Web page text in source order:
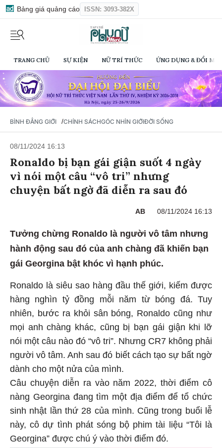
Bảng giá quảng cáo ISSN: 3093-382X
TRANG CHỦ SỰ KIỆN NỮ TRÍ THỨC ỨNG DỤNG & ĐỔI
BÌNH ĐẲNG GIỚI /CHÍNH SÁCHGÓC NHÌN GIỚIĐỜI SỐNG
08/11/2024 16:13
Ronaldo bị bạn gái giận suốt 4 ngày
vì nói một câu “vô tri” nhưng
chuyện bất ngờ đã diễn ra sau đó
AB 08/11/2024 16:13
Tưởng chừng Ronaldo là người vô tâm nhưng
hành động sau đó của anh chàng đã khiến bạn
gái Georgina bật khóc vì hạnh phúc.
Ronaldo là siêu sao hàng đầu thế giới, kiếm được
hàng nghìn tỷ đồng mỗi năm từ bóng đá. Tuy
nhiên, bước ra khỏi sân bóng, Ronaldo cũng như
mọi anh chàng khác, cũng bị bạn gái giận khi lỡ
nói một câu nào đó “vô tri”. Nhưng CR7 không phải
người vô tâm. Anh sau đó biết cách tạo sự bất ngờ
dành cho một nửa của mình.
Câu chuyện diễn ra vào năm 2022, thời điểm cô
nàng Georgina đang tìm một địa điểm để tổ chức
sinh nhật lần thứ 28 của mình. Cũng trong buổi lễ
này, cô dự tình phát sóng bộ phim tài liệu “Tôi là
Georgina” được chú ý vào thời điểm đó.